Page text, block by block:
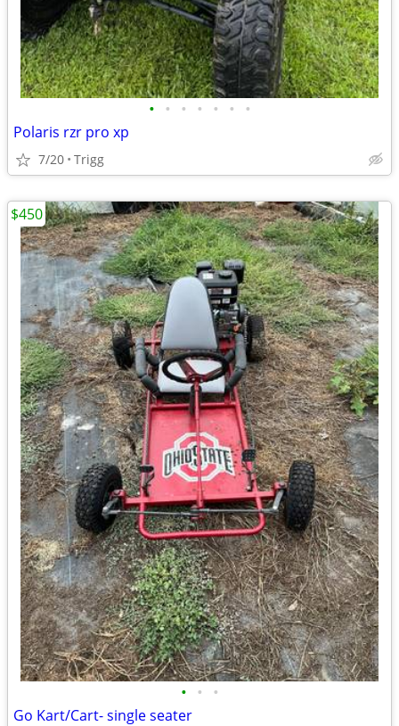
• • • • • • •
Polaris rzr pro xp
7/20 Trigg
• • •
Go Kart/Cart- single seater
$450